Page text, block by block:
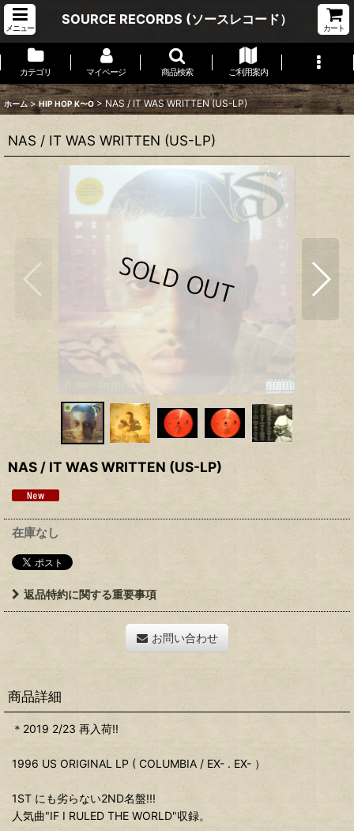
メニュー
SOURCE RECORDS (ソースレコード）
カート
カテゴリ マイページ 商品検索 ご利用案内
ホーム > HIP HOP K〜O > NAS / IT WAS WRITTEN (US-LP)
NAS / IT WAS WRITTEN (US-LP)
NAS / IT WAS WRITTEN (US-LP)
在庫なし
返品特約に関する重要事項
お問い合わせ
商品詳細
＊2019 2/23 再入荷!!
1996 US ORIGINAL LP ( COLUMBIA / EX- . EX- ）
1ST にも劣らない2ND名盤!!!
人気曲"IF I RULED THE WORLD"収録。